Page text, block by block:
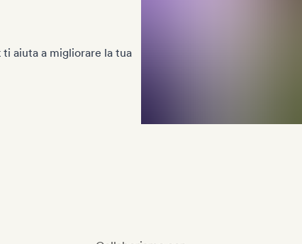
aiuta a migliorare la tua